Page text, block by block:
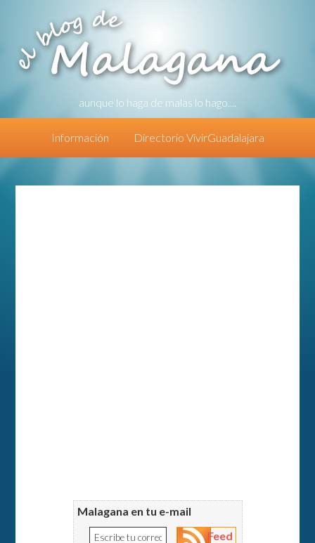
aunque lo haga de malas lo hago....
Información Directorio VivirGuadalajara
Malagana en tu e-mail
Feed